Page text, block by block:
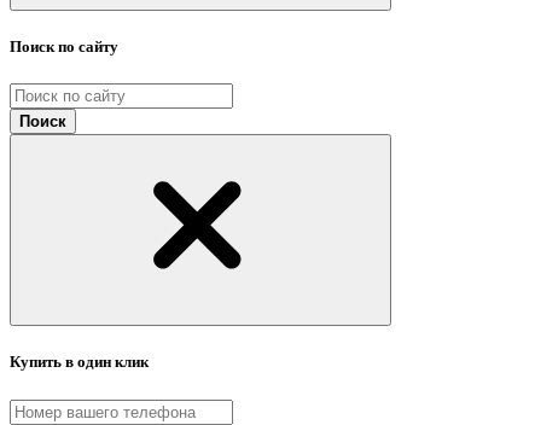
Поиск по сайту
Поиск
Купить в один клик